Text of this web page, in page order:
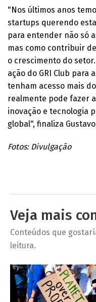
"Nos últimos anos
startups querendo
para entender não só
mas como contribuir
o crescimento do
ação do GRI Club para
tenham acesso mais
realmente pode fazer
inovação e tecnologia
global", finaliza
Fotos: Divulgação
Veja mais
Conteúdos que
leitura.